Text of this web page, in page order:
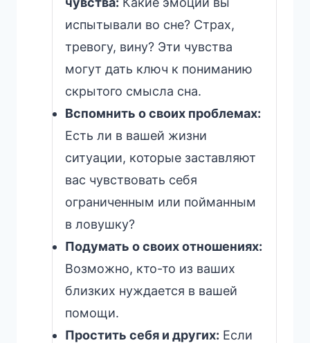
испытывали во сне? Страх,
тревогу, вину? Эти чувства
могут дать ключ к пониманию
скрытого смысла сна.
Вспомнить о своих проблемах:
Есть ли в вашей жизни
ситуации, которые заставляют
вас чувствовать себя
ограниченным или пойманным
в ловушку?
Подумать о своих отношениях:
Возможно, кто-то из ваших
близких нуждается в вашей
помощи.
Простить себя и других: Если